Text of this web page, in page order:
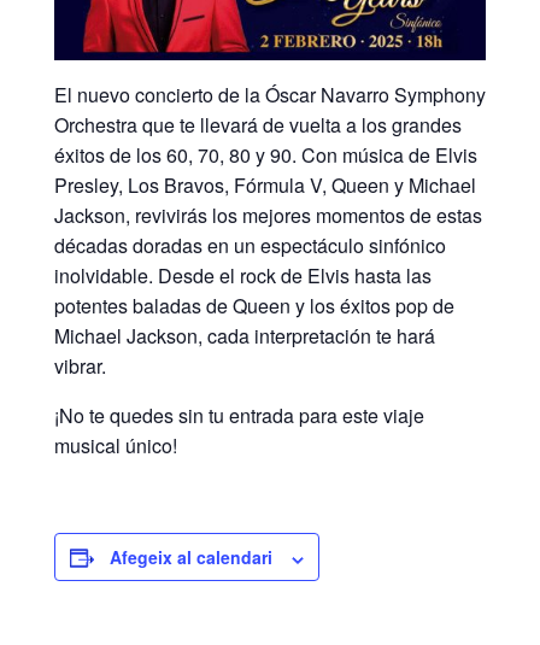
El nuevo concierto de la Óscar Navarro Symphony
Orchestra que te llevará de vuelta a los grandes
éxitos de los 60, 70, 80 y 90. Con música de Elvis
Presley, Los Bravos, Fórmula V, Queen y Michael
Jackson, revivirás los mejores momentos de estas
décadas doradas en un espectáculo sinfónico
inolvidable. Desde el rock de Elvis hasta las
potentes baladas de Queen y los éxitos pop de
Michael Jackson, cada interpretación te hará
vibrar.
¡No te quedes sin tu entrada para este viaje
musical único!
Afegeix al calendari